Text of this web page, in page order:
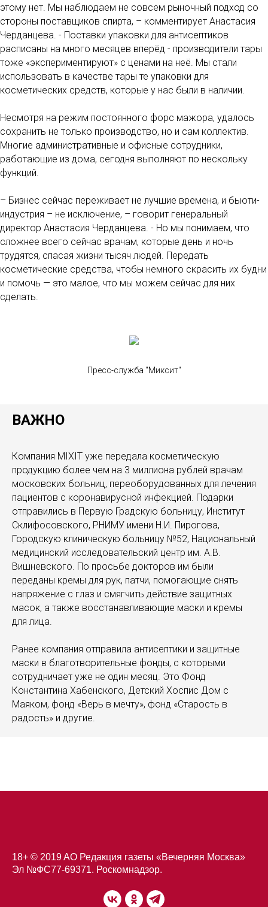
этому нет. Мы наблюдаем не совсем рыночный подход со
стороны поставщиков спирта, – комментирует Анастасия
Черданцева. - Поставки упаковки для антисептиков
расписаны на много месяцев вперёд - производители тары
тоже «экспериментируют» с ценами на неё. Мы стали
использовать в качестве тары те упаковки для
косметических средств, которые у нас были в наличии.
Несмотря на режим постоянного форс мажора, удалось
сохранить не только производство, но и сам коллектив.
Многие административные и офисные сотрудники,
работающие из дома, сегодня выполняют по нескольку
функций.
– Бизнес сейчас переживает не лучшие времена, и бьюти-
индустрия – не исключение, – говорит генеральный
директор Анастасия Черданцева. - Но мы понимаем, что
сложнее всего сейчас врачам, которые день и ночь
трудятся, спасая жизни тысяч людей. Передать
косметические средства, чтобы немного скрасить их будни
и помочь — это малое, что мы можем сейчас для них
сделать.
Пресс-служба "Миксит"
ВАЖНО
Компания MIXIT уже передала косметическую
продукцию более чем на 3 миллиона рублей врачам
московских больниц, переоборудованных для лечения
пациентов с коронавирусной инфекцией. Подарки
отправились в Первую Градскую больницу, Институт
Склифосовского, РНИМУ имени Н.И. Пирогова,
Городскую клиническую больницу №52, Национальный
медицинский исследовательский центр им. А.В.
Вишневского. По просьбе докторов им были
переданы кремы для рук, патчи, помогающие снять
напряжение с глаз и смягчить действие защитных
масок, а также восстанавливающие маски и кремы
для лица.
Ранее компания отправила антисептики и защитные
маски в благотворительные фонды, с которыми
сотрудничает уже не один месяц. Это Фонд
Константина Хабенского, Детский Хоспис Дом с
Маяком, фонд «Верь в мечту», фонд «Старость в
радость» и другие.
18+ © 2019 AO Редакция газеты «Вечерняя Москва»
Эл №ФС77-69371. Роскомнадзор.